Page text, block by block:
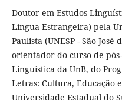
Doutor em Estudos
Língua Estrangeira) pela
Paulista (UNESP - São José
orientador do curso de
Linguística da UnB, do
Letras: Cultura, Educação
Universidade Estadual do